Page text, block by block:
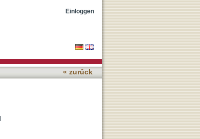
Einloggen
« zurück